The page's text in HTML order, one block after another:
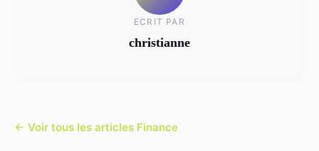
ECRIT PAR
christianne
← Voir tous les articles Finance